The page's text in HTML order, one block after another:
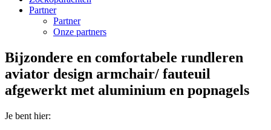
Partner
Partner
Onze partners
Bijzondere en comfortabele rundleren
aviator design armchair/ fauteuil
afgewerkt met aluminium en popnagels
Je bent hier: